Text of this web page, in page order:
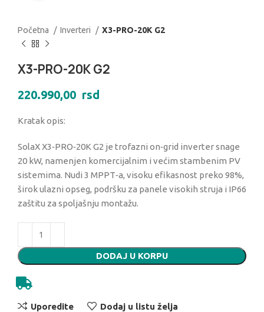
Početna Inverteri X3-PRO-20K G2
X3-PRO-20K G2
220.990,00 rsd
Kratak opis:
SolaX X3‑PRO‑20K G2 je trofazni on‑grid inverter snage
20 kW, namenjen komercijalnim i većim stambenim PV
sistemima. Nudi 3 MPPT‑a, visoku efikasnost preko 98%,
širok ulazni opseg, podršku za panele visokih struja i IP66
zaštitu za spoljašnju montažu.
DODAJ U KORPU
Uporedite Dodaj u listu želja